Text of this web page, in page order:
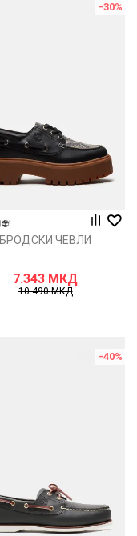
-30%
БРОДСКИ ЧЕВЛИ
7.343 МКД
10.490МКД
-40%